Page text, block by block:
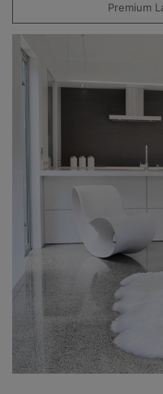
す。
裏面はス
商品の性
が少し付
あります
り、品質
ください。
当店は複
め、稀に
映されず
ございます
その際に
ご了承く
Premium